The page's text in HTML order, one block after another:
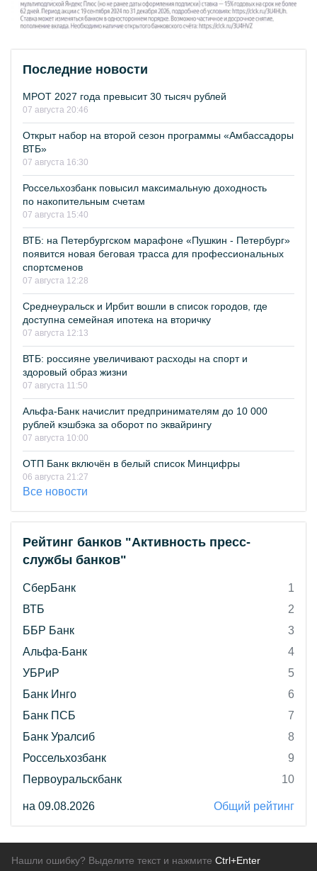
Последние новости
МРОТ 2027 года превысит 30 тысяч рублей
07 августа 20:46
Открыт набор на второй сезон программы «Амбассадоры
ВТБ»
07 августа 16:30
Россельхозбанк повысил максимальную доходность
по накопительным счетам
07 августа 15:40
ВТБ: на Петербургском марафоне «Пушкин - Петербург»
появится новая беговая трасса для профессиональных
спортсменов
07 августа 12:28
Среднеуральск и Ирбит вошли в список городов, где
доступна семейная ипотека на вторичку
07 августа 12:13
ВТБ: россияне увеличивают расходы на спорт и
здоровый образ жизни
07 августа 11:50
Альфа-Банк начислит предпринимателям до 10 000
рублей кэшбэка за оборот по эквайрингу
07 августа 10:00
ОТП Банк включён в белый список Минцифры
06 августа 21:27
Все новости
Рейтинг банков "Активность пресс-
службы банков"
СберБанк
1
ВТБ
2
ББР Банк
3
Альфа-Банк
4
УБРиР
5
Банк Инго
6
Банк ПСБ
7
Банк Уралсиб
8
Россельхозбанк
9
Первоуральскбанк
10
на 09.08.2026 Общий рейтинг
Нашли ошибку? Выделите текст и нажмите Ctrl+Enter